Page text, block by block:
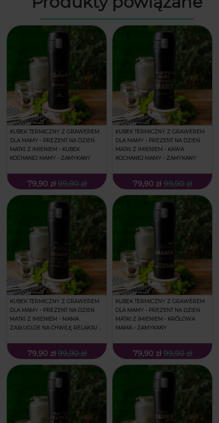
KUBEK TERMICZNY Z GRAWEREM
DLA MAMY - PREZENT NA DZIEŃ
MATKI Z IMIENIEM - KUBEK
KOCHANEJ MAMY - ZAMYKANY
79,90 zł 99,90 zł
KUBEK TERMICZNY Z GRAWEREM
DLA MAMY - PREZENT NA DZIEŃ
MATKI Z IMIENIEM - KAWA
KOCHANEJ MAMY - ZAMYKANY
79,90 zł 99,90 zł
KUBEK TERMICZNY Z GRAWEREM
DLA MAMY - PREZENT NA DZIEŃ
MATKI Z IMIENIEM - MAMA
ZASŁUGUJE NA CHWILĘ RELAKSU -
79,90 zł 99,90 zł
KUBEK TERMICZNY Z GRAWEREM
DLA MAMY - PREZENT NA DZIEŃ
MATKI Z IMIENIEM - KRÓLOWA
MAMA - ZAMYKANY
79,90 zł 99,90 zł